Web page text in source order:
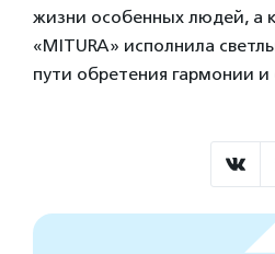
жизни особенных людей, а
«MITURA» исполнила
пути обретения гармонии